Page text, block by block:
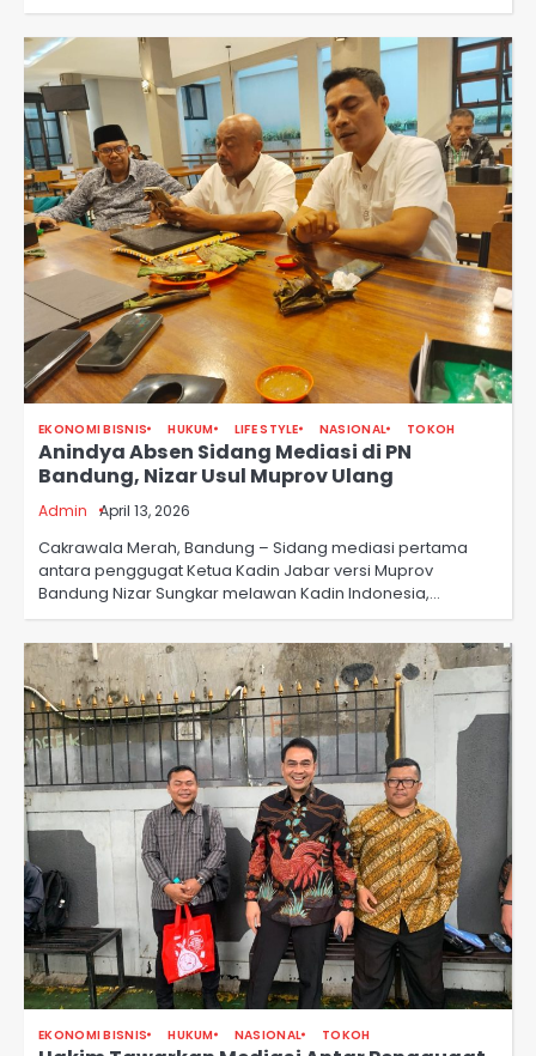
EKONOMI BISNIS HUKUM LIFE STYLE NASIONAL TOKOH
Anindya Absen Sidang Mediasi di PN
Bandung, Nizar Usul Muprov Ulang
Admin April 13, 2026
Cakrawala Merah, Bandung – Sidang mediasi pertama
antara penggugat Ketua Kadin Jabar versi Muprov
Bandung Nizar Sungkar melawan Kadin Indonesia,…
EKONOMI BISNIS HUKUM NASIONAL TOKOH